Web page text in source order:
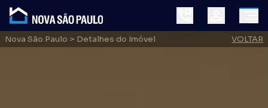
Nova São Paulo > Detalhes do Imóvel VOLTAR